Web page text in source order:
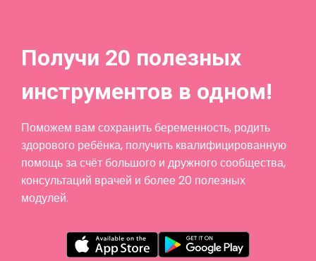
Получи 20 полезных
инструментов в одном!
Поможем вам сохранить беременность, родить
здорового ребёнка, получить квалифицированную
помощь за счёт большого и дружного сообщества,
консультаций врачей и более 20 полезных
модулей.